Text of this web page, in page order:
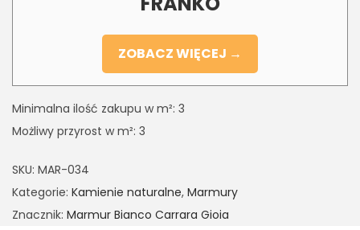
ZOBACZ WIĘCEJ →
Minimalna ilość zakupu w m²: 3
Możliwy przyrost w m²: 3
SKU: MAR-034
Kategorie: Kamienie naturalne, Marmury
Znacznik: Marmur Bianco Carrara Gioia